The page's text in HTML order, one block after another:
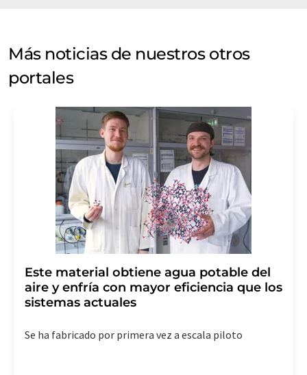
Más noticias de nuestros otros
portales
Este material obtiene agua potable del
aire y enfría con mayor eficiencia que los
sistemas actuales
Se ha fabricado por primera vez a escala piloto